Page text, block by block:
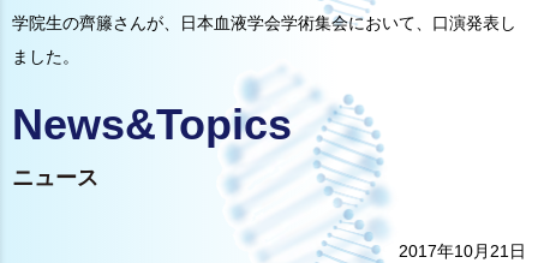
学院生の齊籐さんが、日本血液学会学術集会において、口演発表し
ました。
News&Topics
ニュース
2017年10月21日